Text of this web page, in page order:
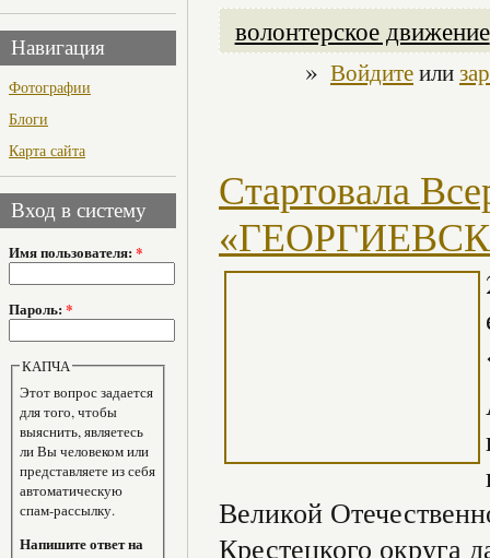
Навигация
Фотографии
Блоги
Карта сайта
Вход в систему
Имя пользователя: *
Пароль: *
КАПЧА
Этот вопрос задается
для того, чтобы
выяснить, являетесь
ли Вы человеком или
представляете из себя
автоматическую
спам-рассылку.
Напишите ответ на
волонтерское движение
» Войдитеили
Стартовала
Великой
Крестецкого округа